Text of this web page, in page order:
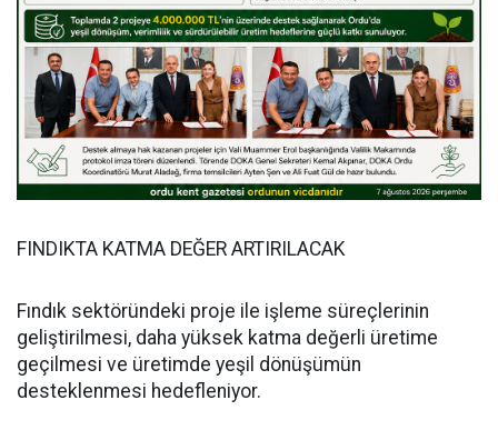
FINDIKTA KATMA DEĞER ARTIRILACAK
Fındık sektöründeki proje ile işleme süreçlerinin
geliştirilmesi, daha yüksek katma değerli üretime
geçilmesi ve üretimde yeşil dönüşümün
desteklenmesi hedefleniyor.